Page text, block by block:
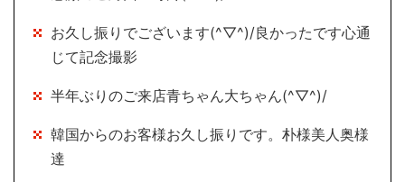
お久し振りでございます(^▽^)/良かったです心通
じて記念撮影
半年ぶりのご来店青ちゃん大ちゃん(^▽^)/
韓国からのお客様お久し振りです。朴様美人奥様
達